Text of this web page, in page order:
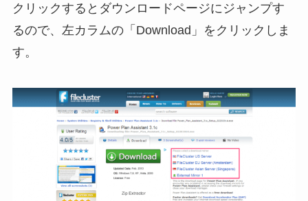
クリックするとダウンロードページにジャンプす
るので、左カラムの「Download」をクリックしま
す。